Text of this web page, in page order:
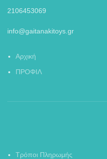
2106453069
info@gaitanakitoys.gr
Αρχική
ΠΡΟΦΙΛ
Τρόποι Πληρωμής